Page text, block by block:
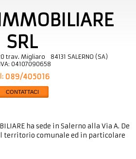
SRL
trav. Migliaro 84131 SALERNO ( SA)
04107090658
089/405016
CONTATTACI
ha sede in Salerno alla Via A. De
territorio comunale ed in particolare